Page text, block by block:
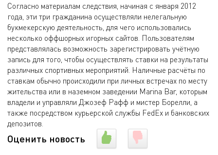
Согласно материалам следствия, начиная с января 2012
года, эти три гражданина осуществляли нелегальную
букмекерскую деятельность, для чего использовались
несколько оффшорных игорных сайтов. Пользователям
представлялась возможность зарегистрировать учётную
запись для того, чтобы осуществлять ставки на результаты
различных спортивных мероприятий. Наличные расчёты по
ставкам обычно происходили при личных встречах по месту
жительства или в наземном заведении Marina Bar, которым
владели и управляли Джозеф Рафф и мистер Борелли, а
также посредством курьерской службы FedEx и банковских
депозитов.
Оценить новость